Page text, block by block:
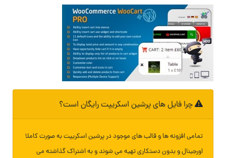
چرا فایل های پرشین اسکریپت رایگان است؟
تمامی افزونه ها و قالب های موجود در پرشین اسکریپت به صورت کاملا
اورجینال و بدون دستکاری تهیه می شوند و به اشتراک گذاشته می